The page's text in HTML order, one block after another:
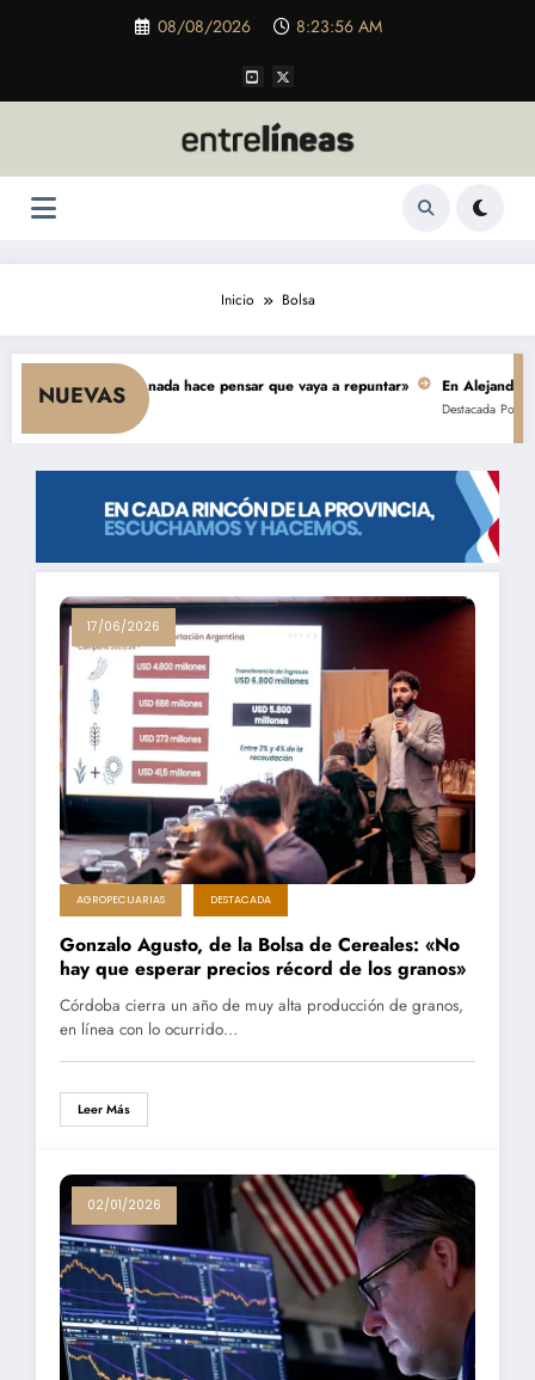
08/08/2026 8:23:56 AM
Inicio Bolsa
NUEVAS
el consumo y nada hace pensar que vaya a repuntar» En Alejandro,
Destacada Política
17/06/2026
AGROPECUARIAS DESTACADA
Gonzalo Agusto, de la Bolsa de Cereales: «No
hay que esperar precios récord de los granos»
Córdoba cierra un año de muy alta producción de granos,
en línea con lo ocurrido…
Leer Más
02/01/2026